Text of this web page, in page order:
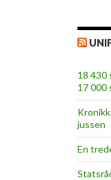
18 430
17 000
jussen
En